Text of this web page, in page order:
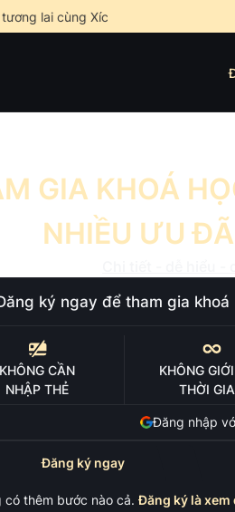
lai cùng Xích Quỷ Mở khóa
GIA KHOÁ
NHIỀU ƯU
ký ngay để tham gia khoá
KHÔNG CẦN
NHẬP THẺ
KHÔNG
THỜI
Đăng nhập
Đăng ký ngay
có thêm bước nào cả. Đăng ký là